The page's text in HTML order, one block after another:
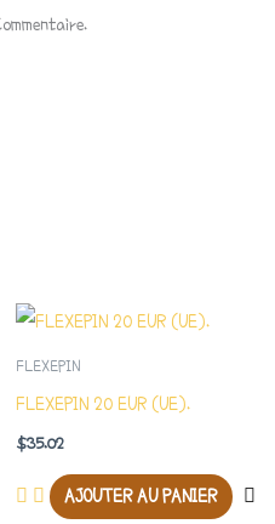
FLEXEPIN
FLEXEPIN 20 EUR (UE).
$35.02
AJOUTER AU PANIER